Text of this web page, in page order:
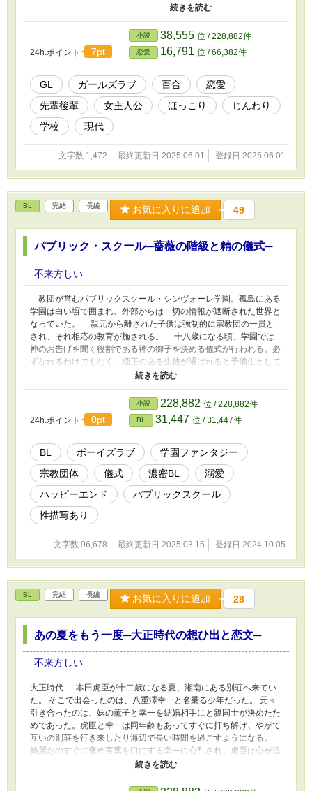
せ。小さな幸せがめいっぱい詰まった短編物
語。
24h.ポイント 7pt
小説 38,555 位 / 228,882件
恋愛 16,791 位 / 66,382件
GL ガールズラブ 百合
恋愛
先輩後輩
女主人公 ほっこり
じんわり
学校
現代
文字数 1,472 最終更新日 2025.06.01 登録日 2025.06.01
BL 完結 長編 お気に入りに追加 49
パブリック・スクール─薔薇の階級と精の儀式─
不来方しい
教団が営むパブリックスクール・シンヴォーレ学園。孤島にある
学園は白い塀で囲まれ、外部からは一切の情報が遮断された世界と
なっていた。 親元から離された子供は強制的に宗教団の一員と
され、それ相応の教育が施される。 十八歳になる頃、学園では
神のお告げを聞く役割である神の御子を決める儀式が行われる。必
ずなれるわけでもなく、適正のある生徒が選ばれると予備生として
特別な授業と儀式を受けることになり、残念ながらクリスも選ばれ
てしまった。 神を崇める教団というのは真っ赤な嘘で、予備生
に選ばれてしまったクリスは毎月淫猥な儀式に参加しなければなら
ず、すべてを知ったクリスは裏切られた気持ちで絶望の淵に立たさ
れた。 今年から新しく学園へ配属されたリチャードは、クリス
の学年の監督官となる。横暴で無愛想、教団の犬かと思いきや、教
団の魔の手からなにかとクリスを守ろうする。教団に対する裏切り
行為は極刑に値するが、なぜかリチャードは協定を組もうと話を持
ちかけてきた。疑問に思うクリスだが、どうしても味方が必要性あ
るクリスとしては、どんな見返りを求められても承諾するしかなか
った。 ナイトとなったリチャードに、クリスは次第に惹かれて
いき……。
24h.ポイント 0pt
小説 228,882 位 / 228,882件
BL 31,447 位 / 31,447件
BL ボーイズラブ
学園ファンタジー
宗教団体
儀式 濃密BL
溺愛
ハッピーエンド
パブリックスクール
性描写あり
文字数 96,678 最終更新日 2025.03.15 登録日 2024.10.05
BL 完結 長編 お気に入りに追加 28
あの夏をもう一度─大正時代の想ひ出と恋文─
不来方しい
大正時代──本田虎臣が十二歳になる夏、湘南にある別荘へ来てい
た。 そこで出会ったのは、八重澤幸一と名乗る少年だった。 元々
引き合ったのは、妹の薫子と幸一を結婚相手にと親同士が決めたた
めであった。虎臣と幸一は同年齢もあってすぐに打ち解け、やがて
互いの別荘を行き来したり海辺で長い時間を過ごすようになる。
綺麗だのすぐに褒め言葉を口にする幸一に心乱され、虎臣は心が追
いつかないでいた。 ──なあ、口吸いしよっか？ 幸一に言われ、虎
臣は初めて身体にも変化が訪れた。 短い夏に別れを告げた後は文
通をしていたが、いつしか彼から来なくなってしまう。 虎臣は高